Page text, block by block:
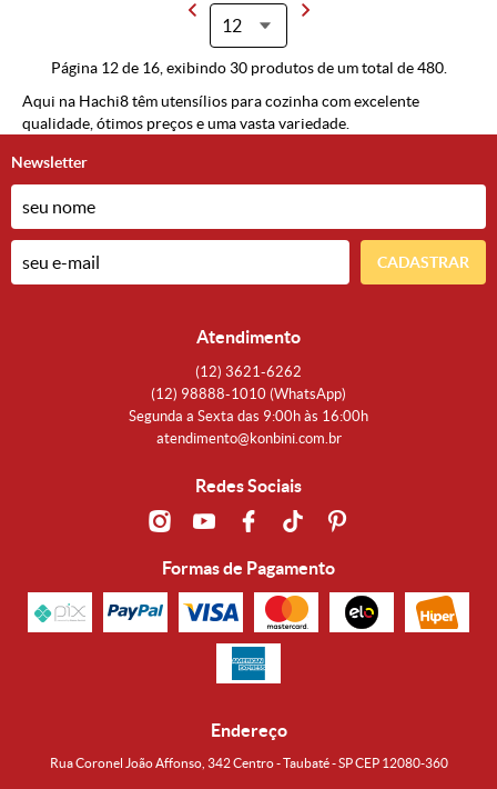
Página 12 de 16, exibindo 30 produtos de um total de 480.
Aqui na Hachi8 têm utensílios para cozinha com excelente
qualidade, ótimos preços e uma vasta variedade.
Newsletter
CADASTRAR
Atendimento
(12) 3621-6262
(12) 98888-1010 (WhatsApp)
Segunda a Sexta das 9:00h às 16:00h
atendimento@konbini.com.br
Redes Sociais
Formas de Pagamento
Endereço
Rua Coronel João Affonso, 342 Centro - Taubaté - SP CEP 12080-360